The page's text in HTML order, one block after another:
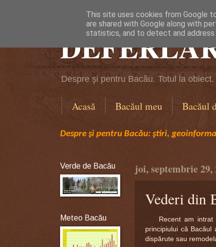
Despre şi pentru Bacău. Totul la obiect.
Acasă Bacăul meu Bacăul
Despre şi pentru Bacău: ştiri,
joi, septembrie 29,
Vederi din
Recent am intrat în
principiului că
dispărute sau
Verde de Bacău
Meteo Bacău
This site uses cookies from Google
are shared with Google along with
statistics, and to detect and address